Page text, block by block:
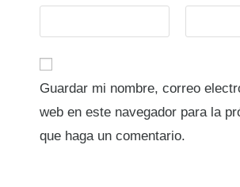
Guardar mi nombre, correo
web en este navegador para la
que haga un comentario.